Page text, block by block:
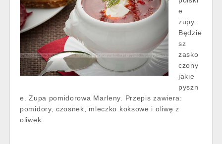
e
zupy.
Będzie
sz
zasko
czony
jakie
pyszn
e. Zupa pomidorowa Marleny. Przepis zawiera:
pomidory, czosnek, mleczko koksowe i oliwę z
oliwek.